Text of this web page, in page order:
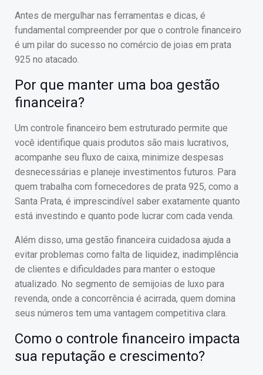
Antes de mergulhar nas ferramentas e dicas, é
fundamental compreender por que o controle financeiro
é um pilar do sucesso no comércio de joias em prata
925 no atacado.
Por que manter uma boa gestão
financeira?
Um controle financeiro bem estruturado permite que
você identifique quais produtos são mais lucrativos,
acompanhe seu fluxo de caixa, minimize despesas
desnecessárias e planeje investimentos futuros. Para
quem trabalha com fornecedores de prata 925, como a
Santa Prata, é imprescindível saber exatamente quanto
está investindo e quanto pode lucrar com cada venda.
Além disso, uma gestão financeira cuidadosa ajuda a
evitar problemas como falta de liquidez, inadimplência
de clientes e dificuldades para manter o estoque
atualizado. No segmento de semijoias de luxo para
revenda, onde a concorrência é acirrada, quem domina
seus números tem uma vantagem competitiva clara.
Como o controle financeiro impacta
sua reputação e crescimento?